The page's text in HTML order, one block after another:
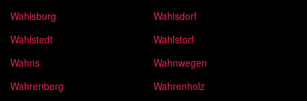
Wahlsburg
Wahlsdorf
Wahlstedt
Wahlstorf
Wahns
Wahnwegen
Wahrenberg
Wahrenholz